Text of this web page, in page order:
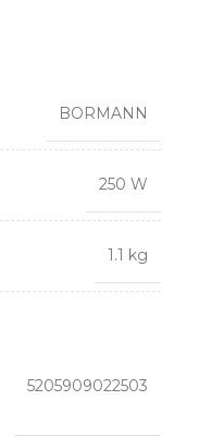
BORMANN
250 W
1.1 kg
5205909022503